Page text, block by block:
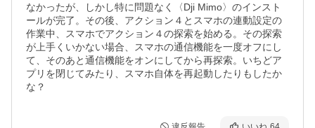
なかったが、しかし特に問題なく〈Dji Mimo〉のインスト
ールが完了。その後、アクション４とスマホの連動設定の
作業中、スマホでアクション４の探索を始める。その探索
が上手くいかない場合、スマホの通信機能を一度オフにし
て、そのあと通信機能をオンにしてから再探索。いちどア
プリを閉じてみたり、スマホ自体を再起動したりもしたか
な？